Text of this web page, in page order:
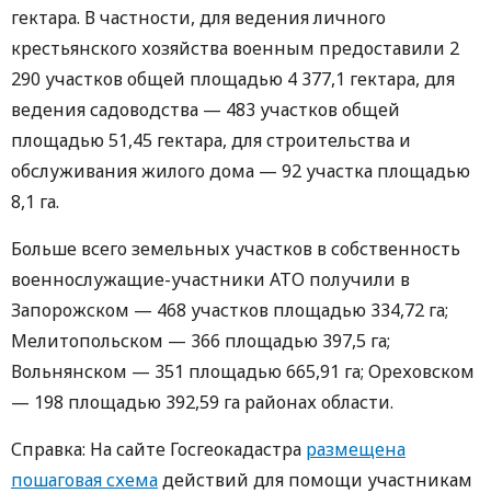
гектара. В частности, для ведения личного
крестьянского хозяйства военным предоставили 2
290 участков общей площадью 4 377,1 гектара, для
ведения садоводства — 483 участков общей
площадью 51,45 гектара, для строительства и
обслуживания жилого дома — 92 участка площадью
8,1 га.
Больше всего земельных участков в собственность
военнослужащие-участники АТО получили в
Запорожском — 468 участков площадью 334,72 га;
Мелитопольском — 366 площадью 397,5 га;
Вольнянском — 351 площадью 665,91 га; Ореховском
— 198 площадью 392,59 га районах области.
Справка: На сайте Госгеокадастра размещена
пошаговая схемадействий для помощи участникам